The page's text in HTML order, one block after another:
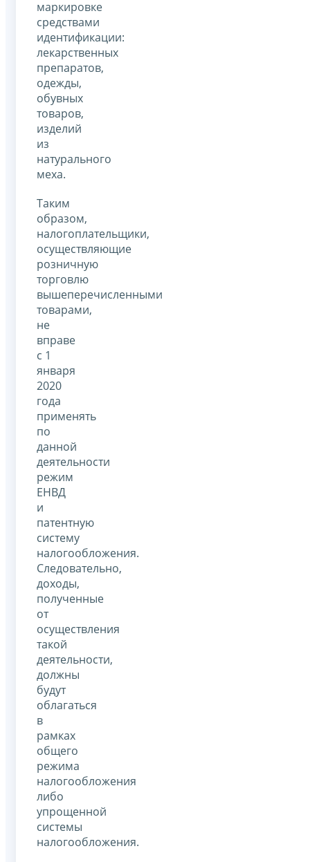
маркировке
средствами
идентификации:
лекарственных
препаратов,
одежды,
обувных
товаров,
изделий
из
натурального
меха.
Таким
образом,
налогоплательщики,
осуществляющие
розничную
торговлю
вышеперечисленными
товарами,
не
вправе
с 1
января
2020
года
применять
по
данной
деятельности
режим
ЕНВД
и
патентную
систему
налогообложения.
Следовательно,
доходы,
полученные
от
осуществления
такой
деятельности,
должны
будут
облагаться
в
рамках
общего
режима
налогообложения
либо
упрощенной
системы
налогообложения.